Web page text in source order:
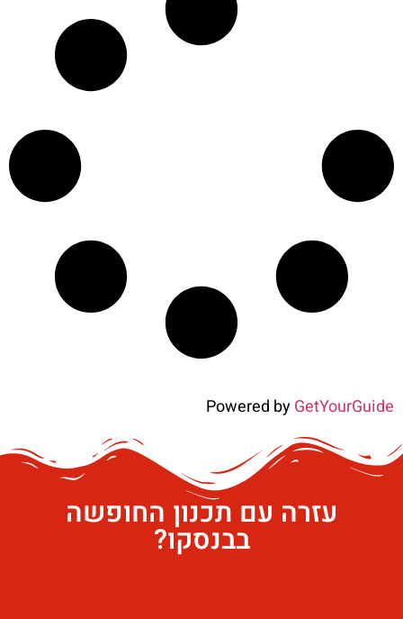
Powered byGetYourGuide
עזרה עם תכנון החופשה
בבנסקו?